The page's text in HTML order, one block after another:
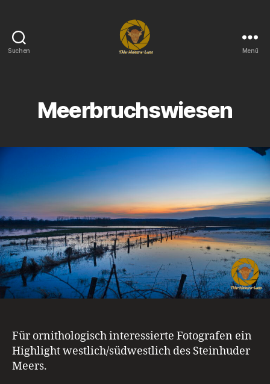
Suchen Menü
Meerbruchswiesen
Für ornithologisch interessierte Fotografen ein
Highlight westlich/südwestlich des Steinhuder
Meers.